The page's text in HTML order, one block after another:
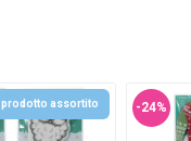
prodotto assortito -24%